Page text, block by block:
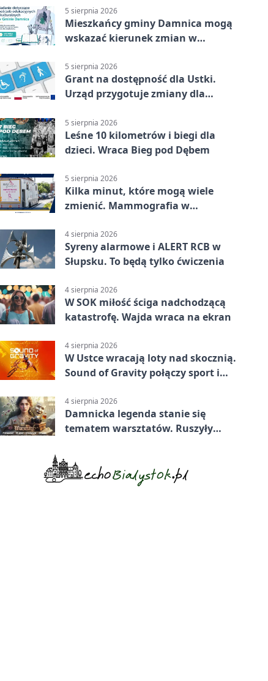
5 sierpnia 2026
Mieszkańcy gminy Damnica mogą
wskazać kierunek zmian w
5 sierpnia 2026
Grant na dostępność dla Ustki.
Urząd przygotuje zmiany dla
5 sierpnia 2026
Leśne 10 kilometrów i biegi dla
dzieci. Wraca Bieg pod Dębem
5 sierpnia 2026
Kilka minut, które mogą wiele
zmienić. Mammografia w
4 sierpnia 2026
Syreny alarmowe i ALERT RCB w
Słupsku. To będą tylko ćwiczenia
4 sierpnia 2026
W SOK miłość ściga nadchodzącą
katastrofę. Wajda wraca na ekran
4 sierpnia 2026
W Ustce wracają loty nad skocznią.
Sound of Gravity połączy sport i
4 sierpnia 2026
Damnicka legenda stanie się
tematem warsztatów. Ruszyły